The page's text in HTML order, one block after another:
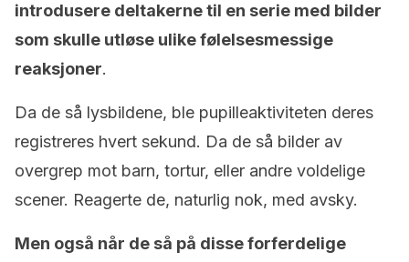
introdusere deltakerne til en serie med bilder
som skulle utløse ulike følelsesmessige
reaksjoner.
Da de så lysbildene, ble pupilleaktiviteten deres
registreres hvert sekund. Da de så bilder av
overgrep mot barn, tortur, eller andre voldelige
scener. Reagerte de, naturlig nok, med avsky.
Men også når de så på disse forferdelige